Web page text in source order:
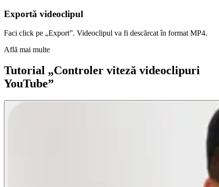
Exportă videoclipul
Faci click pe „Export”. Videoclipul va fi descărcat în format MP4.
Află mai multe
Tutorial „Controler viteză videoclipuri
YouTube”